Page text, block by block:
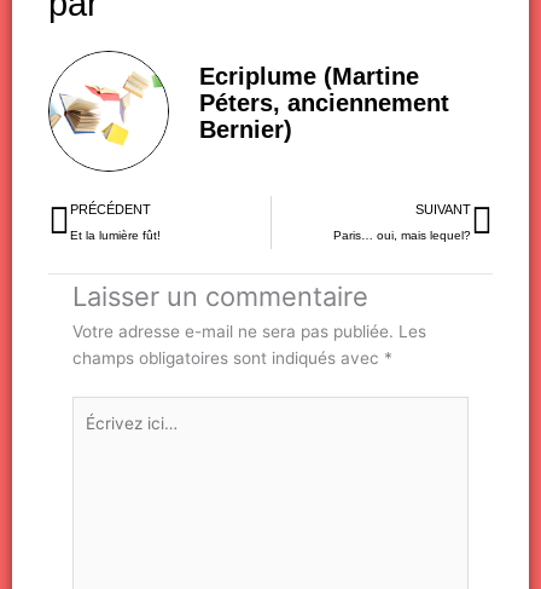
Ecriplume (Martine
Péters, anciennement
Bernier)
Précédent
PRÉCÉDENT
Et la lumière fût!
SUIVANT
Paris… oui, mais lequel?
Laisser un commentaire
Votre adresse e-mail ne sera pas publiée. Les
champs obligatoires sont indiqués avec *
Écrivez
ici…